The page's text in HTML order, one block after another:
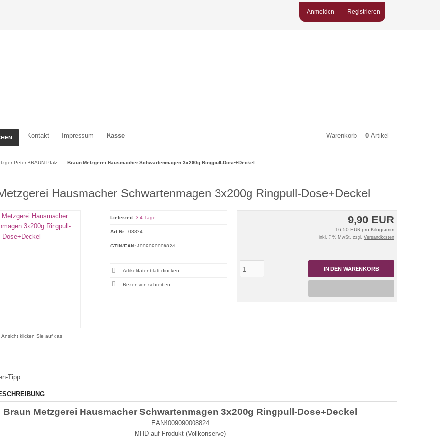
Registrieren
Anmelden
Kontakt Impressum Kasse Warenkorb 0 Artikel
Peter BRAUN Pfalz Braun Metzgerei Hausmacher Schwartenmagen 3x200g Ringpull-Dose+Deckel
Hausmacher Schwartenmagen 3x200g Ringpull-Dose+Deckel
Ansicht klicken Sie auf das
9,90 EUR
16,50 EUR pro Kilogramm
inkl. 7 % MwSt. zzgl. Versandkosten
IN DEN WARENKORB
Lieferzeit: 3-4 Tage
Art.Nr.: 08824
GTIN/EAN: 4009090008824
Artikeldatenblatt drucken
Rezension schreiben
Tipp
Braun Metzgerei Hausmacher Schwartenmagen 3x200g Ringpull-Dose+Deckel
EAN4009090008824
MHD auf Produkt (Vollkonserve)